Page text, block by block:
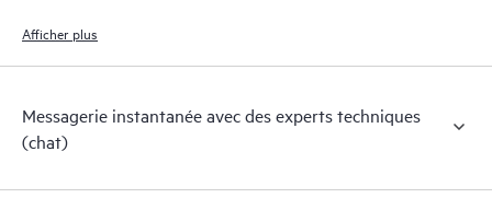
Afficher plus
Messagerie instantanée avec des experts techniques
(chat)